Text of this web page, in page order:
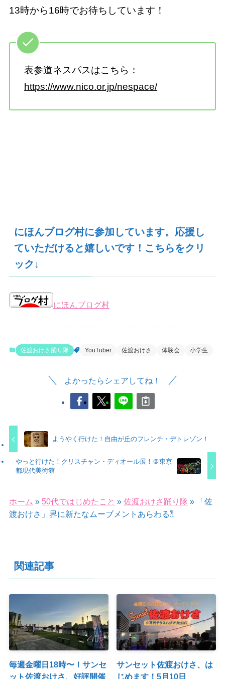
13時から16時でお待ちしています！
表参道ネスパスはこちら：
https://www.nico.or.jp/nespace/
にほんブログ村に参加しています。応援し
ていただけると嬉しいです！こちらをクリ
ック↓
にほんブログ村
佐渡おけさ踊り隊 YouTuber 佐渡おけさ 体験会 小学生
よかったらシェアしてね！
ようやく行けた！自由が丘のフレンチ・デトレゾン！
やっと行けた！クリスチャン・ディオール展！＠東京
都現代美術館
ホーム » 50代ではじめたこと » 佐渡おけさ踊り隊 »「佐
渡おけさ」界に新たなムーブメントあらわる⁈
関連記事
毎週金曜日18時〜！サンセ
ット佐渡おけさ、好評開催
サンセット佐渡おけさ、は
じめます！5月10日